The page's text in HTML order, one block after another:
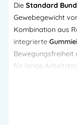
Die Standard
Gewebegewicht
Kombination aus
integrierte
Bewegungsfreiheit
für lange